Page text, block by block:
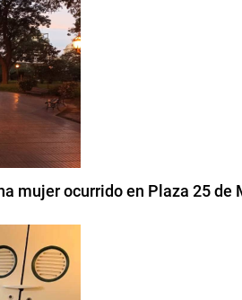
mujer ocurrido en Plaza 25 de